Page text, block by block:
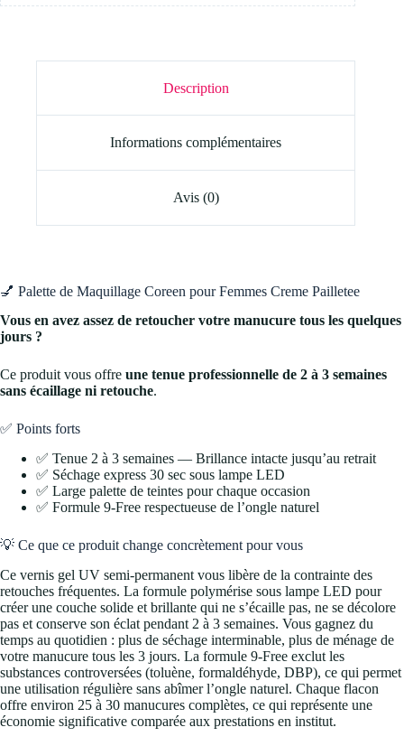
Description
Informations complémentaires
Avis (0)
💅 Palette de Maquillage Coreen pour Femmes Creme Pailletee
Vous en avez assez de retoucher votre manucure tous les quelques
jours ?
Ce produit vous offre une tenue professionnelle de 2 à 3 semaines
sans écaillage ni retouche.
✅ Points forts
✅ Tenue 2 à 3 semaines — Brillance intacte jusqu’au retrait
✅ Séchage express 30 sec sous lampe LED
✅ Large palette de teintes pour chaque occasion
✅ Formule 9-Free respectueuse de l’ongle naturel
💡 Ce que ce produit change concrètement pour vous
Ce vernis gel UV semi-permanent vous libère de la contrainte des
retouches fréquentes. La formule polymérise sous lampe LED pour
créer une couche solide et brillante qui ne s’écaille pas, ne se décolore
pas et conserve son éclat pendant 2 à 3 semaines. Vous gagnez du
temps au quotidien : plus de séchage interminable, plus de ménage de
votre manucure tous les 3 jours. La formule 9-Free exclut les
substances controversées (toluène, formaldéhyde, DBP), ce qui permet
une utilisation régulière sans abîmer l’ongle naturel. Chaque flacon
offre environ 25 à 30 manucures complètes, ce qui représente une
économie significative comparée aux prestations en institut.